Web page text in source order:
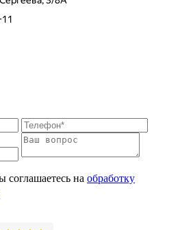
соглашаетесь на обработку